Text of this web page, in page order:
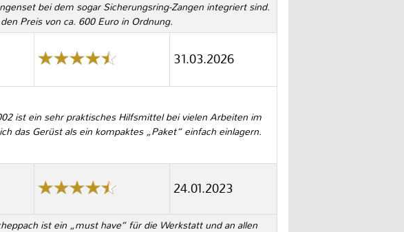
bei dem sogar Sicherungsring-Zangen integriert sind.
Preis von ca. 600 Euro in Ordnung.
31.03.2026
ist ein sehr praktisches Hilfsmittel bei vielen Arbeiten im
das Gerüst als ein kompaktes „Paket“ einfach einlagern.
24.01.2023
ist ein „must have“ für die Werkstatt und an allen